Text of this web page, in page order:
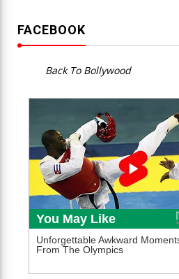
FACEBOOK
Back To Bollywood